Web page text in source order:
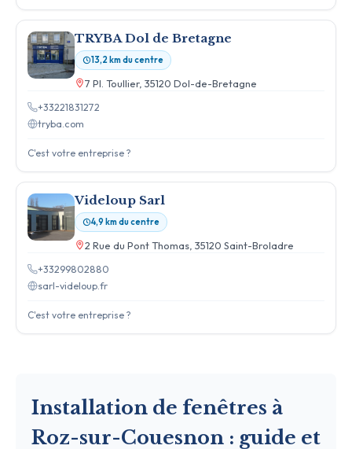
TRYBA Dol de Bretagne
13,2 km du centre
7 Pl. Toullier, 35120 Dol-de-Bretagne
+33221831272
tryba.com
C'est votre entreprise ?
Videloup Sarl
4,9 km du centre
2 Rue du Pont Thomas, 35120 Saint-Broladre
+33299802880
sarl-videloup.fr
C'est votre entreprise ?
Installation de fenêtres à
Roz-sur-Couesnon : guide et